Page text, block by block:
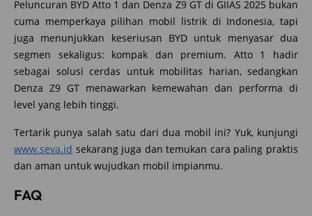
Peluncuran BYD Atto 1 dan Denza Z9 GT di GIIAS 2025 bukan
cuma memperkaya pilihan mobil listrik di Indonesia, tapi
juga menunjukkan keseriusan BYD untuk menyasar dua
segmen sekaligus: kompak dan premium. Atto 1 hadir
sebagai solusi cerdas untuk mobilitas harian, sedangkan
Denza Z9 GT menawarkan kemewahan dan performa di
level yang lebih tinggi.
Tertarik punya salah satu dari dua mobil ini? Yuk, kunjungi
www.seva.id sekarang juga dan temukan cara paling praktis
dan aman untuk wujudkan mobil impianmu.
FAQ